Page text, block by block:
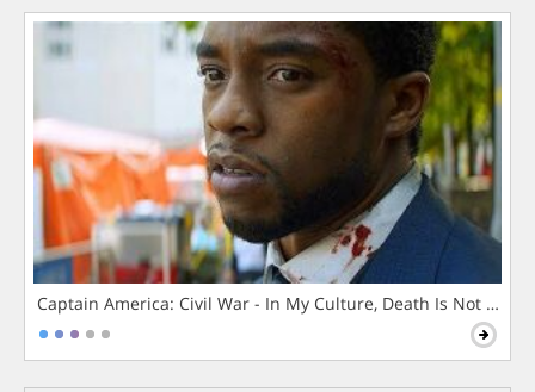
Captain America: Civil War - In My Culture, Death Is Not The